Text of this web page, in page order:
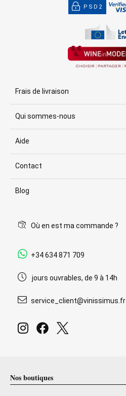
PSD2
Frais de livraison
Qui sommes-nous
Aide
Contact
Blog
Où en est ma commande ?
+34 634 871 709
jours ouvrables, de 9 à 14h
service_client@vinissimus.fr
Nos boutiques